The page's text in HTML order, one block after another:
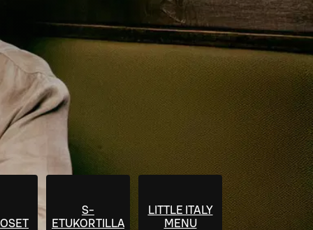
S-
ETUKORTILLA
LITTLE ITALY
MENU